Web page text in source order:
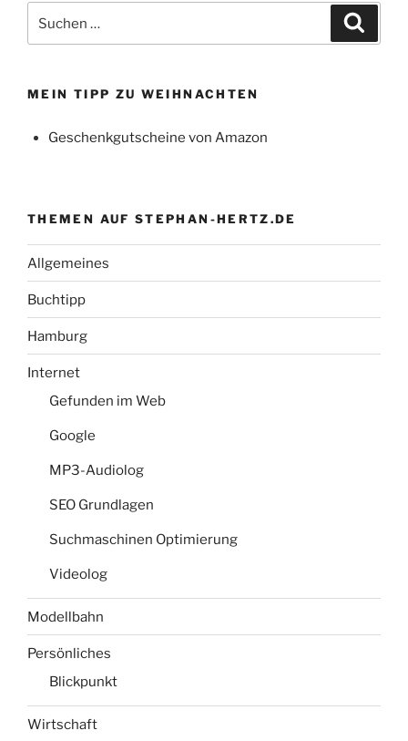
nach:
MEIN TIPP ZU WEIHNACHTEN
Geschenkgutscheine von Amazon
THEMEN AUF STEPHAN-HERTZ.DE
Allgemeines
Buchtipp
Hamburg
Internet
Gefunden im Web
Google
MP3-Audiolog
SEO Grundlagen
Suchmaschinen Optimierung
Videolog
Modellbahn
Persönliches
Blickpunkt
Wirtschaft